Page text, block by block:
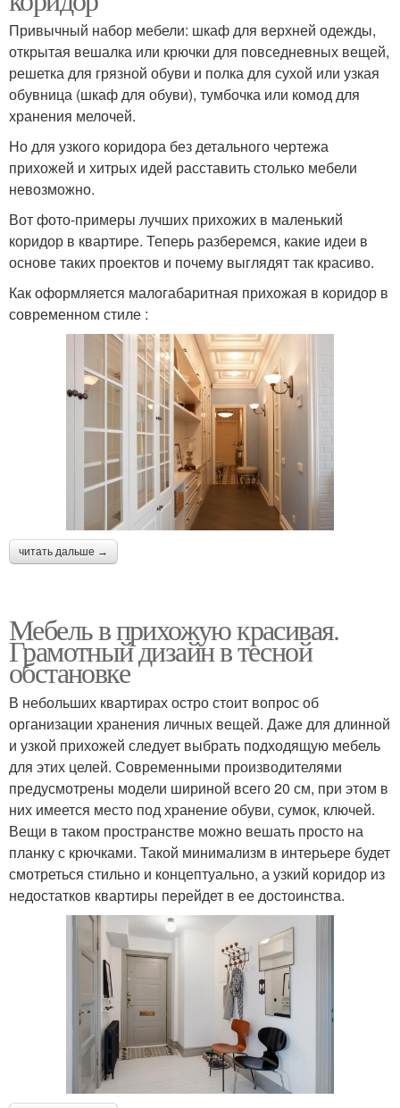
Привычный набор мебели: шкаф для верхней одежды,
открытая вешалка или крючки для повседневных вещей,
решетка для грязной обуви и полка для сухой или узкая
обувница (шкаф для обуви), тумбочка или комод для
хранения мелочей.
Но для узкого коридора без детального чертежа
прихожей и хитрых идей расставить столько мебели
невозможно.
Вот фото-примеры лучших прихожих в маленький
коридор в квартире. Теперь разберемся, какие идеи в
основе таких проектов и почему выглядят так красиво.
Как оформляется малогабаритная прихожая в коридор в
современном стиле :
читать дальше →
Мебель в прихожую красивая.
Грамотный дизайн в тесной
обстановке
В небольших квартирах остро стоит вопрос об
организации хранения личных вещей. Даже для длинной
и узкой прихожей следует выбрать подходящую мебель
для этих целей. Современными производителями
предусмотрены модели шириной всего 20 см, при этом в
них имеется место под хранение обуви, сумок, ключей.
Вещи в таком пространстве можно вешать просто на
планку с крючками. Такой минимализм в интерьере будет
смотреться стильно и концептуально, а узкий коридор из
недостатков квартиры перейдет в ее достоинства.